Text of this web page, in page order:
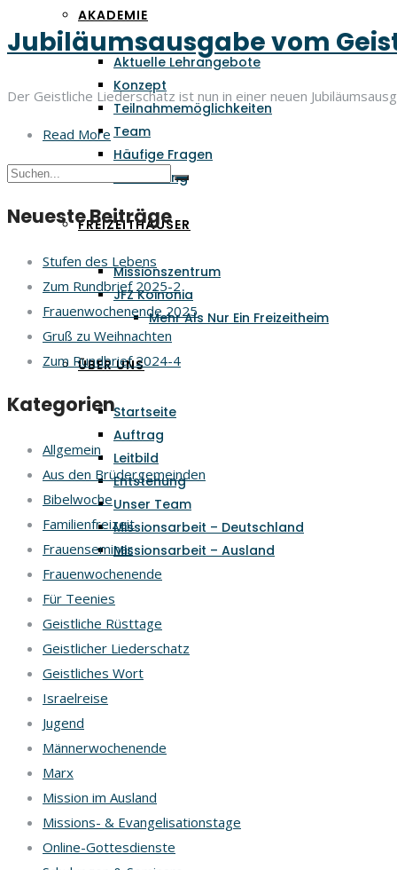
AKADEMIE
Aktuelle Lehrangebote
Konzept
Teilnahmemöglichkeiten
Team
Häufige Fragen
Anmeldung
FREIZEITHÄUSER
Missionszentrum
JFZ Koinonia
Mehr Als Nur Ein Freizeitheim
ÜBER UNS
Startseite
Auftrag
Leitbild
Entstehung
Unser Team
Missionsarbeit – Deutschland
Missionsarbeit – Ausland
Jubiläumsausgabe vom
Der Geistliche Liederschatz ist nun in einer neuen
Read More
Neueste Beiträge
Stufen des Lebens
Zum Rundbrief 2025-2
Frauenwochenende 2025
Gruß zu Weihnachten
Zum Rundbrief 2024-4
Kategorien
Allgemein
Aus den Brüdergemeinden
Bibelwoche
Familienfreizeit
Frauenseminar
Frauenwochenende
Für Teenies
Geistliche Rüsttage
Geistlicher Liederschatz
Geistliches Wort
Israelreise
Jugend
Männerwochenende
Marx
Mission im Ausland
Missions- & Evangelisationstage
Online-Gottesdienste